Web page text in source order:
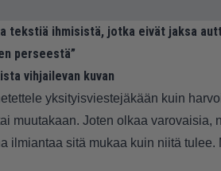
tekstiä ihmisistä, jotka eivät jaksa
perseestä”
vihjailevan kuvan
yksityisviestejäkään kuin
muutakaan. Joten olkaa varovaisia,
ilmiantaa sitä mukaa kuin niitä tulee.